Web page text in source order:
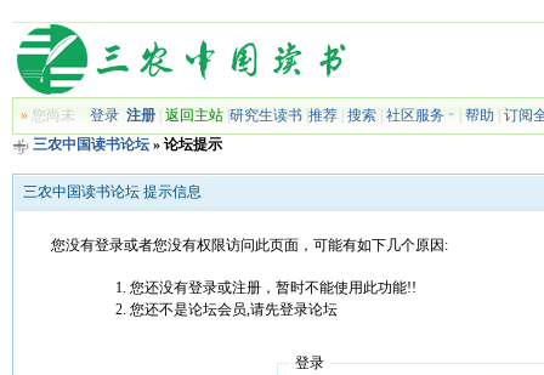
»您尚未 登录 注册| 返回主站| 研究生读书| 推荐| 搜索| 社区服务 帮助
订阅
三农中国读书论坛» 论坛提示
三农中国读书论坛 提示信息
您没有登录或者您没有权限访问此页面，可能有如下几个原因:
您还没有登录或注册，暂时不能使用此功能!!
您还不是论坛会员,请先登录论坛
登录